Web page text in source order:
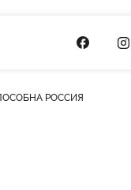
РОССИЯ